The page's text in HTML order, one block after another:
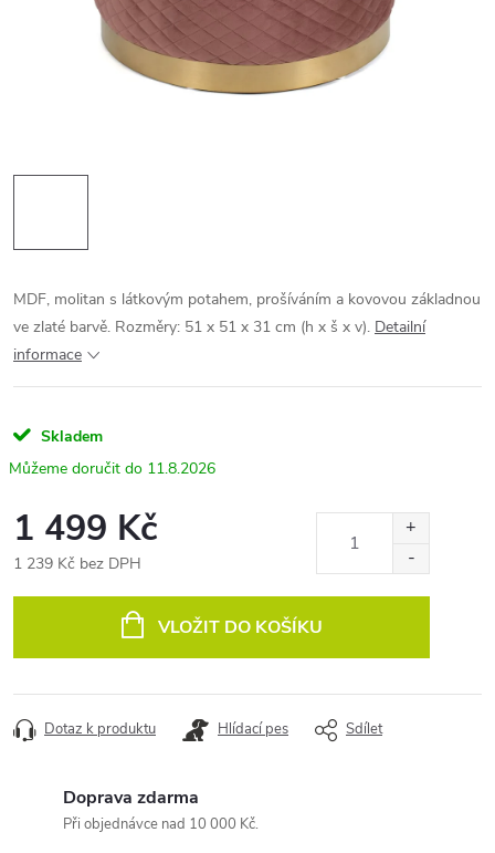
MDF, molitan s látkovým potahem, prošíváním a kovovou základnou
ve zlaté barvě. Rozměry: 51 x 51 x 31 cm (h x š x v). Detailní
informace
Skladem
11.8.2026
1 499 Kč
1 239 Kč bez DPH
VLOŽIT DO KOŠÍKU
Dotaz k produktu Hlídací pes Sdílet
Doprava zdarma
Při objednávce nad 10 000 Kč.